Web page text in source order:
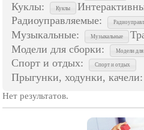
Куклы: Куклы
Радиоуправляемые:
Музыкальные: Музыкальные
Модели для сборки: Модели
Спорт и отдых: Спорт и отдых
Прыгунки, ходунки, качели:
Нет результатов.